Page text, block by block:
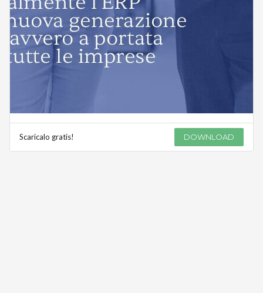
Scaricalo gratis! DOWNLOAD